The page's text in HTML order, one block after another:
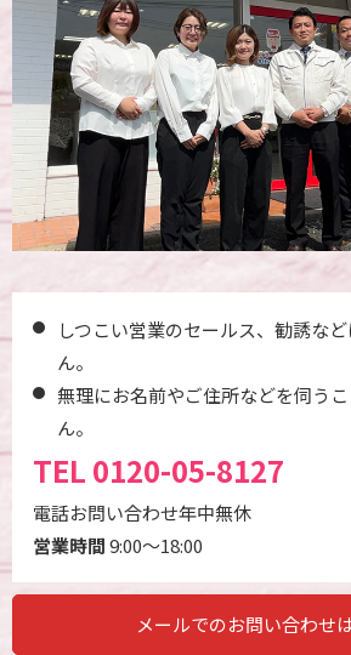
しつこい営業のセールス、勧誘な
ん。
無理にお名前やご住所などを伺う
ん。
TEL 0120-05-8127
電話お問い合わせ年中無休
営業時間9:00～18:00
メールでのお問い合わせ